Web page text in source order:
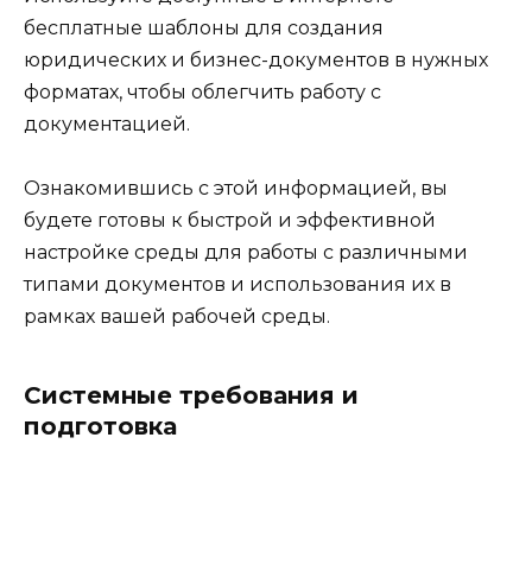
бесплатные шаблоны для создания
юридических и бизнес-документов в нужных
форматах, чтобы облегчить работу с
документацией.
Ознакомившись с этой информацией, вы
будете готовы к быстрой и эффективной
настройке среды для работы с различными
типами документов и использования их в
рамках вашей рабочей среды.
Системные требования и
подготовка